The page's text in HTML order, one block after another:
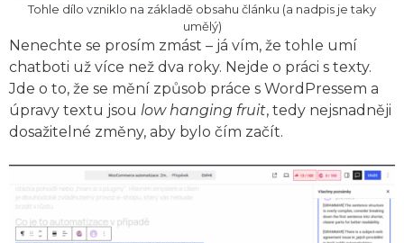
Tohle dílo vzniklo na základě obsahu článku (a nadpis je taky
umělý)
Nenechte se prosím zmást – já vím, že tohle umí
chatboti už více než dva roky. Nejde o práci s texty.
Jde o to, že se mění způsob práce s WordPressem a
úpravy textu jsou low hanging fruit, tedy nejsnadněji
dosažitelné změny, aby bylo čím začít.